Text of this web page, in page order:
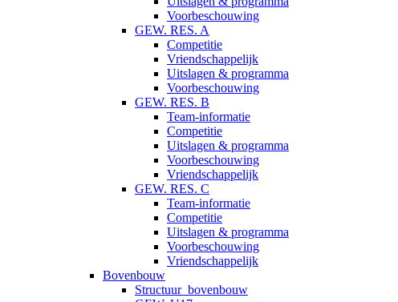
Voorbeschouwing
GEW. RES. A
Competitie
Vriendschappelijk
Uitslagen & programma
Voorbeschouwing
GEW. RES. B
Team-informatie
Competitie
Uitslagen & programma
Voorbeschouwing
Vriendschappelijk
GEW. RES. C
Team-informatie
Competitie
Uitslagen & programma
Voorbeschouwing
Vriendschappelijk
Bovenbouw
Structuur_bovenbouw